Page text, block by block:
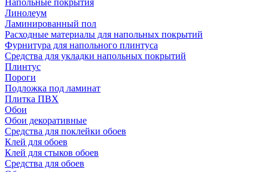
Напольные покрытия
Линолеум
Ламинированный пол
Расходные материалы для напольных покрытий
Фурнитура для напольного плинтуса
Средства для укладки напольных покрытий
Плинтус
Пороги
Подложка под ламинат
Плитка ПВХ
Обои
Обои декоративные
Средства для поклейки обоев
Клей для обоев
Клей для стыков обоев
Средства для обоев